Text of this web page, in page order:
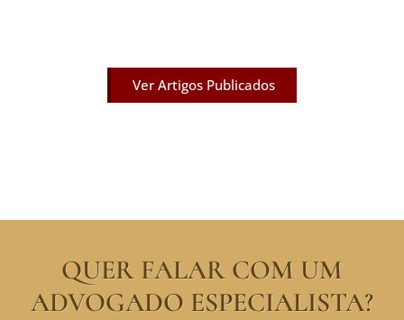
Ver Artigos Publicados
QUER FALAR COM UM
ADVOGADO ESPECIALISTA?